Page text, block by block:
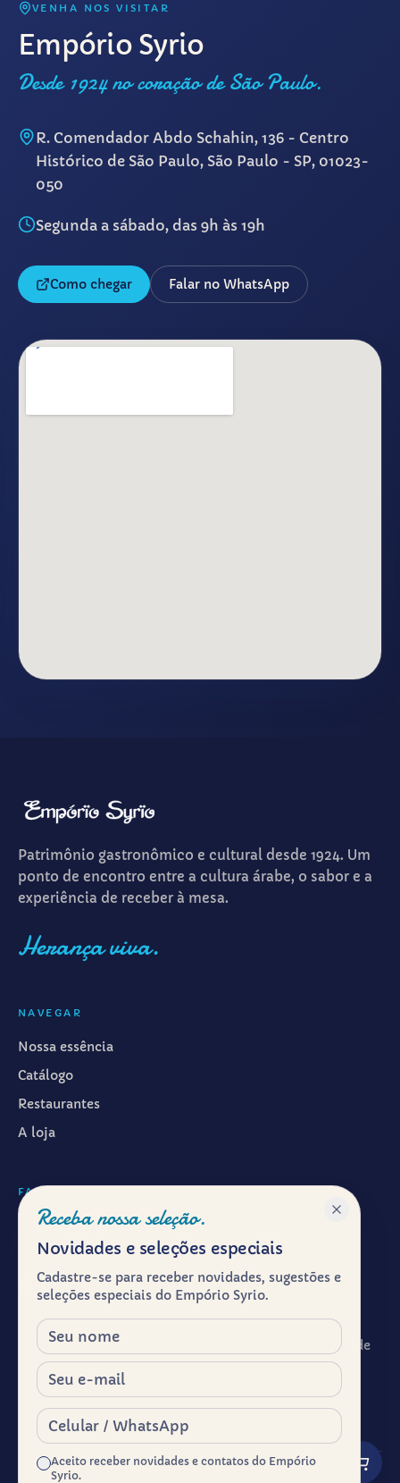
VENHA NOS VISITAR
Empório Syrio
Desde 1924 no coração de São Paulo.
R. Comendador Abdo Schahin, 136 - Centro
Histórico de São Paulo, São Paulo - SP, 01023-
050
Segunda a sábado, das 9h às 19h
Como chegar Falar no WhatsApp
Patrimônio gastronômico e cultural desde 1924. Um
ponto de encontro entre a cultura árabe, o sabor e a
experiência de receber à mesa.
Herança viva.
NAVEGAR
Nossa essência
Catálogo
Restaurantes
A loja
FALAR CONOSCO
WhatsApp ·(11) 99601-7286
Instagram · @emporiosyrio
Facebook · @emporiosyrio
contato@emporiosyrio.com.br
R. Comendador Abdo Schahin, 136 - Centro Histórico de
São Paulo, São Paulo - SP, 01023-050
Segunda a sábado, das 9h às 19h
Receba nossa seleção.
Novidades e seleções especiais
Cadastre-se para receber novidades, sugestões e
seleções especiais do Empório Syrio.
Nome
E-mail
Celular / WhatsApp
Aceito receber novidades e contatos do Empório
Syrio.